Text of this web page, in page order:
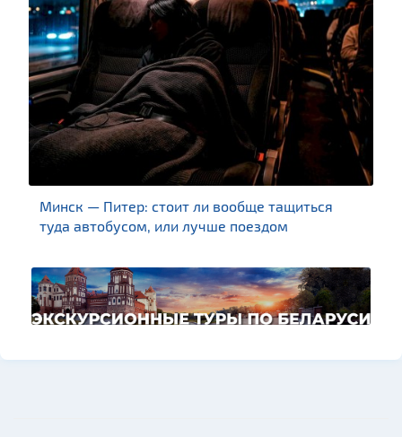
Минск — Питер: стоит ли вообще тащиться
туда автобусом, или лучше поездом